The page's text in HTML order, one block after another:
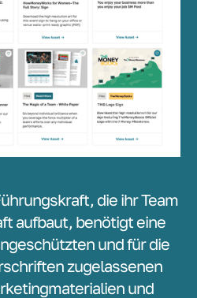
die ihr Team
aufbaut, benötigt eine
und für die
zugelassenen
und